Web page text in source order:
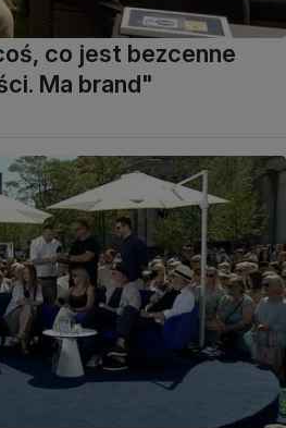
co jest bezcenne
Ma brand"